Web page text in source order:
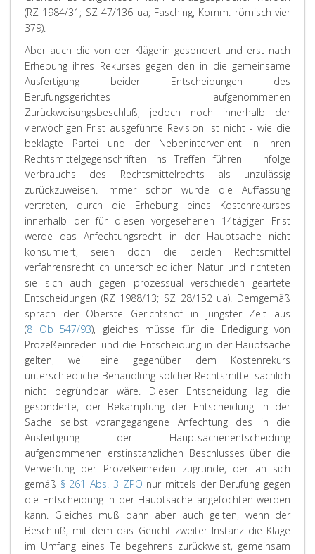
(RZ 1984/31; SZ 47/136 ua; Fasching, Komm. römisch vier
379).
Aber auch die von der Klägerin gesondert und erst nach
Erhebung ihres Rekurses gegen den in die gemeinsame
Ausfertigung beider Entscheidungen des
Berufungsgerichtes aufgenommenen
Zurückweisungsbeschluß, jedoch noch innerhalb der
vierwöchigen Frist ausgeführte Revision ist nicht - wie die
beklagte Partei und der Nebenintervenient in ihren
Rechtsmittelgegenschriften ins Treffen führen - infolge
Verbrauchs des Rechtsmittelrechts als unzulässig
zurückzuweisen. Immer schon wurde die Auffassung
vertreten, durch die Erhebung eines Kostenrekurses
innerhalb der für diesen vorgesehenen 14tägigen Frist
werde das Anfechtungsrecht in der Hauptsache nicht
konsumiert, seien doch die beiden Rechtsmittel
verfahrensrechtlich unterschiedlicher Natur und richteten
sie sich auch gegen prozessual verschieden geartete
Entscheidungen (RZ 1988/13; SZ 28/152 ua). Demgemäß
sprach der Oberste Gerichtshof in jüngster Zeit aus
(8 Ob 547/93), gleiches müsse für die Erledigung von
Prozeßeinreden und die Entscheidung in der Hauptsache
gelten, weil eine gegenüber dem Kostenrekurs
unterschiedliche Behandlung solcher Rechtsmittel sachlich
nicht begründbar wäre. Dieser Entscheidung lag die
gesonderte, der Bekämpfung der Entscheidung in der
Sache selbst vorangegangene Anfechtung des in die
Ausfertigung der Hauptsachenentscheidung
aufgenommenen erstinstanzlichen Beschlusses über die
Verwerfung der Prozeßeinreden zugrunde, der an sich
gemäß § 261 Abs. 3 ZPO nur mittels der Berufung gegen
die Entscheidung in der Hauptsache angefochten werden
kann. Gleiches muß dann aber auch gelten, wenn der
Beschluß, mit dem das Gericht zweiter Instanz die Klage
im Umfang eines Teilbegehrens zurückweist, gemeinsam